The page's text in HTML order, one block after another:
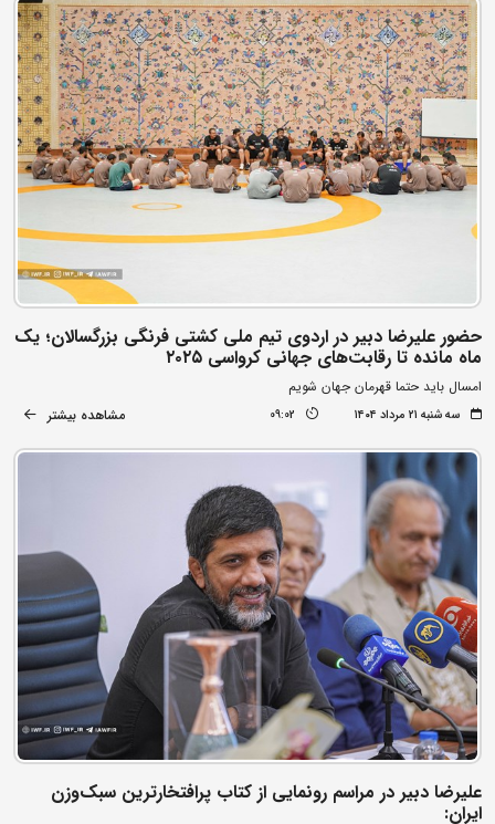
حضور علیرضا دبیر در اردوی تیم ملی کشتی فرنگی بزرگسالان؛ یک
ماه مانده تا رقابت‌های جهانی کرواسی ۲۰۲۵
امسال باید حتما قهرمان جهان شویم
سه شنبه ۲۱ مرداد ۱۴۰۴ 09:02 مشاهده بیشتر
علیرضا دبیر در مراسم رونمایی از کتاب پرافتخارترین سبک‌وزن
ایران: